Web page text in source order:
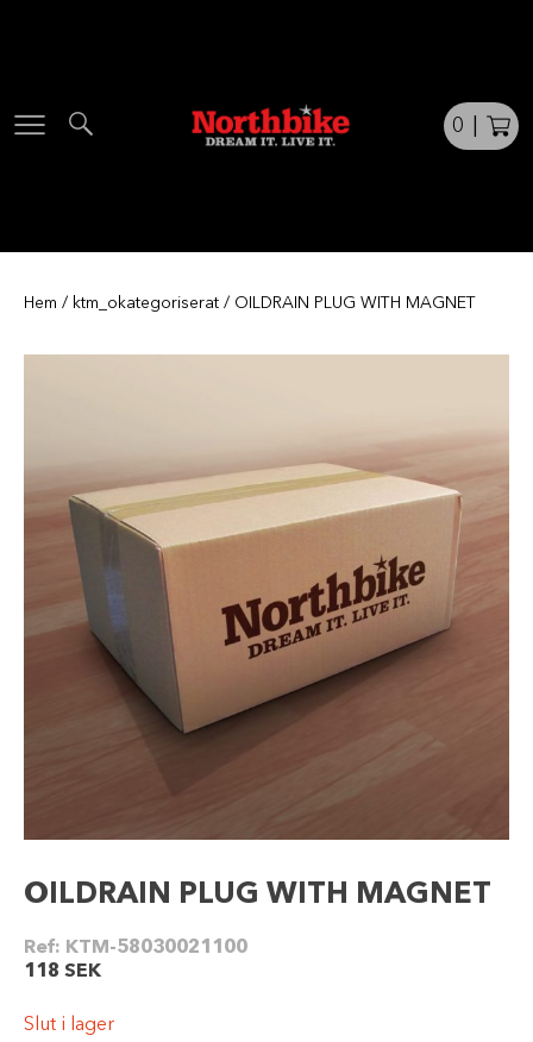
0
Hem / ktm_okategoriserat / OILDRAIN PLUG WITH MAGNET
OILDRAIN PLUG WITH MAGNET
Ref: KTM-58030021100
118 SEK
Slut i lager